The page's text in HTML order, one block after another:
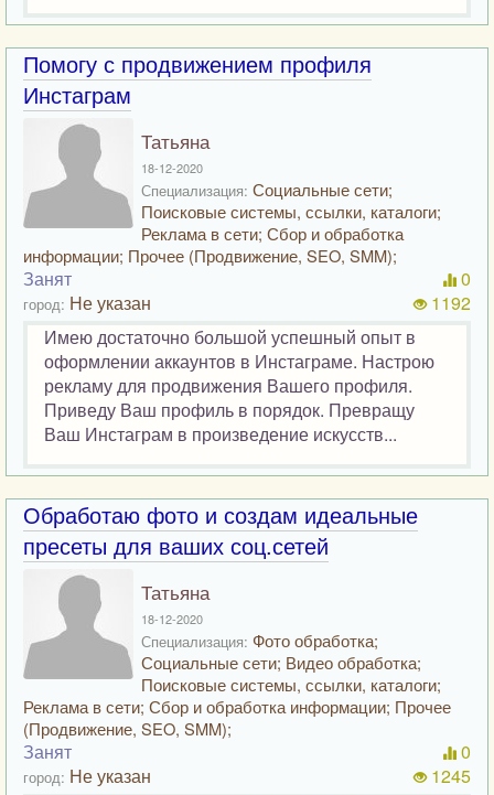
Помогу с продвижением профиля
Инстаграм
Татьяна
18-12-2020
Специализация: Социальные сети;
Поисковые системы, ссылки, каталоги;
Реклама в сети; Сбор и обработка
информации; Прочее (Продвижение, SEO, SMM);
Занят
город: Не указан
0
1192
Имею достаточно большой успешный опыт в
оформлении аккаунтов в Инстаграме. Настрою
рекламу для продвижения Вашего профиля.
Приведу Ваш профиль в порядок. Превращу
Ваш Инстаграм в произведение искусств...
Обработаю фото и создам идеальные
пресеты для ваших соц.сетей
Татьяна
18-12-2020
Специализация: Фото обработка;
Социальные сети; Видео обработка;
Поисковые системы, ссылки, каталоги;
Реклама в сети; Сбор и обработка информации; Прочее
(Продвижение, SEO, SMM);
Занят
город: Не указан
0
1245